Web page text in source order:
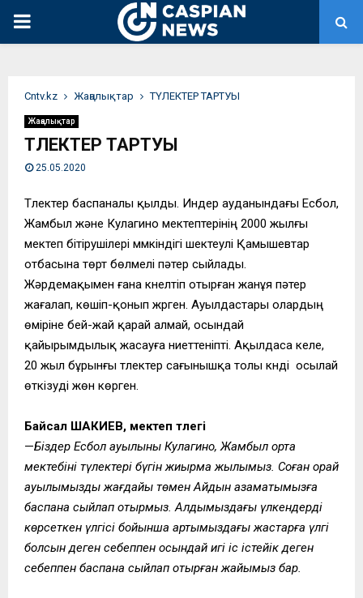
PRIMARY
Сntv.kz Жаңалықтар ТҮЛЕКТЕР ТАРТУЫ
Жаңалықтар
ТҮЛЕКТЕР ТАРТУЫ
25.05.2020
Түлектер баспаналы қылды. Индер ауданындағы Есбол,
Жамбыл және Кулагино мектептерінің 2000 жылғы
мектеп бітірушілері мүмкіндігі шектеулі Қамышевтар
отбасына төрт бөлмелі пәтер сыйлады.
Жәрдемақымен ғана күнелтіп отырған жанұя пәтер
жағалап, көшіп-қонып жүрген. Ауылдастары олардың
өміріне бей-жай қарай алмай, осындай
қайырымдылық жасауға ниеттеніпті. Ақылдаса келе,
20 жыл бұрынғы түлектер сағынышқа толы күнді осылай
өткізуді жөн көрген.
Байсал ШАКИЕВ, мектеп түлегі
—Біздер Есбол ауылының Кулагино, Жамбыл орта
мектебінің түлектері бүгін жиырма жылымыз. Соған орай
ауылымыздың жағдайы төмен Айдын азаматымызға
баспана сыйлап отырмыз. Алдымыздағы үлкендердің
көрсеткен үлгісі бойынша артымыздағы жастарға үлгі
болсын деген себеппен осындай игі іс істейік деген
себеппен баспана сыйлап отырған жайымыз бар.